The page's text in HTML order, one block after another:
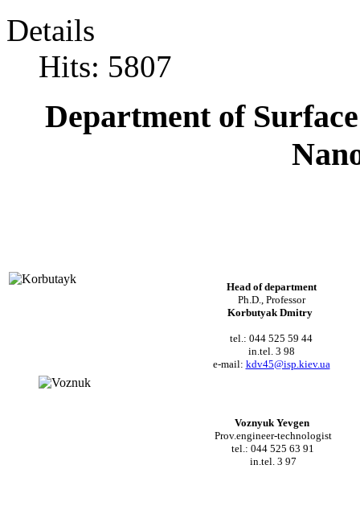
Details
Hits: 5807
Department of
Head of department
Ph.D., Professor
Korbutyak Dmitry
tel.: 044 525 59 44
in.tel. 3 98
e-mail: kdv45@isp.kiev.ua
Voznyuk Yevgen
Prov.engineer-technologist
tel.: 044 525 63 91
in.tel. 3 97